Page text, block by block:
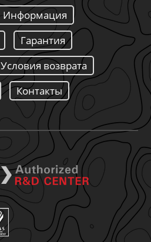
Информация
Гарантия
Условия возврата
Контакты